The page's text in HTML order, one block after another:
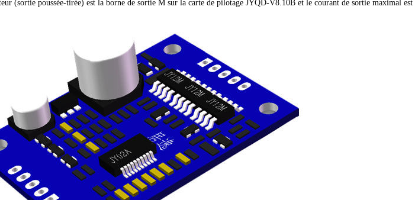
(sortie poussée-tirée) est la borne de sortie M sur la carte de pilotage JYQD-V8.10B et le courant de sortie maximal est